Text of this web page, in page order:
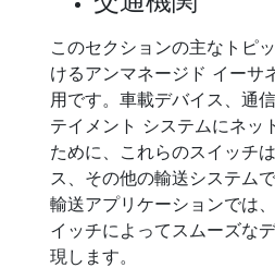
このセクションの主なトピ
けるアンマネージド イーサ
用です。車載デバイス、通
テイメント システムにネッ
ために、これらのスイッチ
ス、その他の輸送システム
輸送アプリケーションでは
イッチによってスムーズな
現します。